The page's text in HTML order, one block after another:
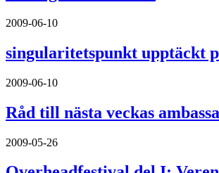
2009-06-10
singularitetspunkt upptäckt
2009-06-10
Råd till nästa veckas
2009-05-26